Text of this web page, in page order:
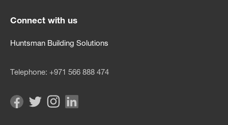
Connect with us
Huntsman Building Solutions
Telephone: +971 566 888 474